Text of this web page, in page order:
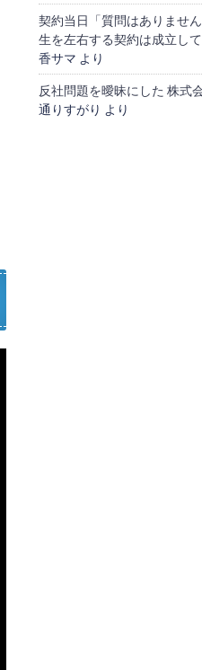
契約当日「質問はありませ
生を左右する契約は成立し
香サマ より
反社問題を曖昧にした 株式
通りすがり より